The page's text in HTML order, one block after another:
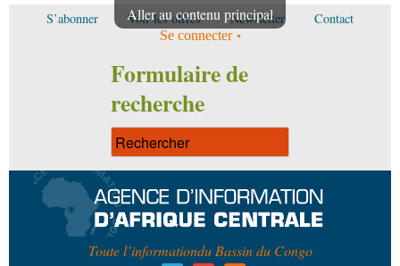
Aller au contenu principal
S’abonner Voir les offres Newsletter Contact
Se connecter
Formulaire de
recherche
Toute l’informationdu Bassin du Congo